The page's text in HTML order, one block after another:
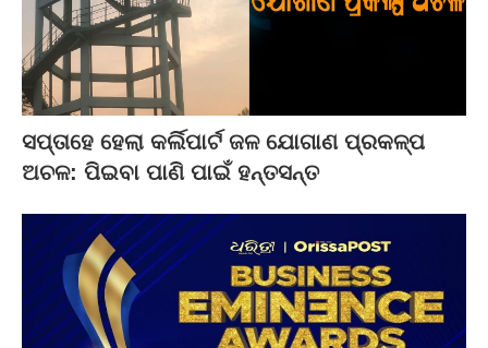
ସପ୍ତାହେ ହେଲା କର୍ଲିପାର୍ଟ ଜଳ ଯୋଗାଣ ପ୍ରକଳ୍ପ
ଅଚଳ: ପିଇବା ପାଣି ପାଇଁ ହନ୍ତସନ୍ତ